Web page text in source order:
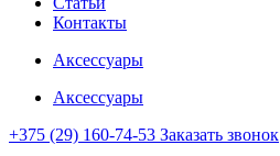
Контакты
Аксессуары
Аксессуары
+375 (29) 160-74-53 Заказать звонок